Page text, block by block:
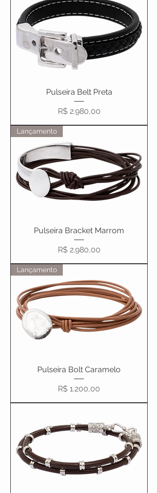
Pulseira Belt Preta
Preço
R$ 2.980,00
Lançamento
Pulseira Bracket Marrom
Preço
R$ 2.980,00
Lançamento
Pulseira Bolt Caramelo
Preço
R$ 1.200,00